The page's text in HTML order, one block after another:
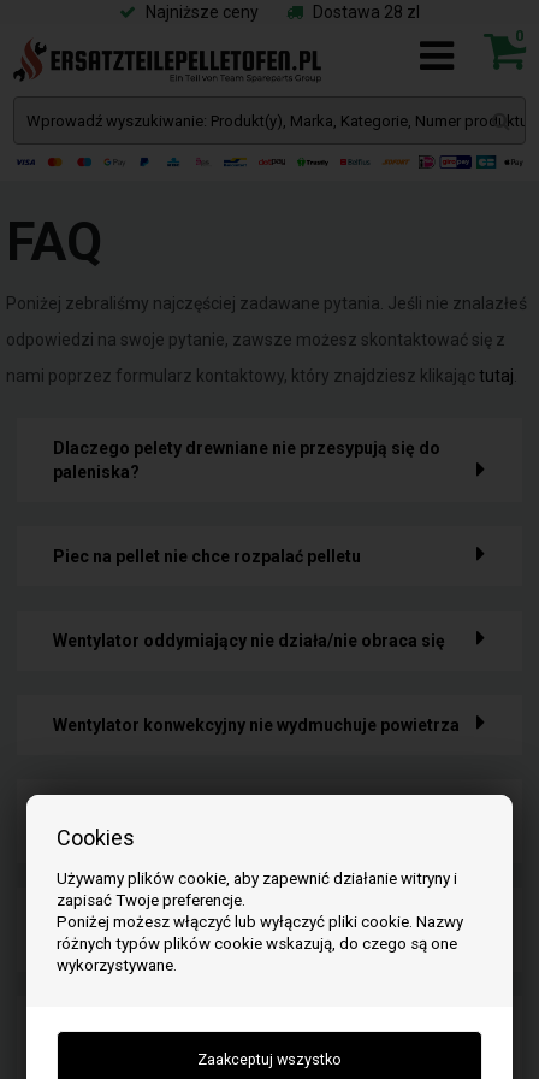
Cookies
Używamy plików cookie, aby zapewnić działanie witryny i
zapisać Twoje preferencje.
Poniżej możesz włączyć lub wyłączyć pliki cookie. Nazwy
różnych typów plików cookie wskazują, do czego są one
wykorzystywane.
Najniższe ceny Dostawa 28 zl
0
FAQ
Poniżej zebraliśmy najczęściej zadawane pytania. Jeśli nie znalazłeś
odpowiedzi na swoje pytanie, zawsze możesz skontaktować się z
nami poprzez formularz kontaktowy, który znajdziesz klikając tutaj
Dlaczego pelety drewniane nie przesypują się do
paleniska?
Piec na pellet nie chce rozpalać pelletu
Wentylator oddymiający nie działa/nie obraca się
Wentylator konwekcyjny nie wydmuchuje powietrza
chce się włączyć
Może to być spowodowane następującymi
przyczynami